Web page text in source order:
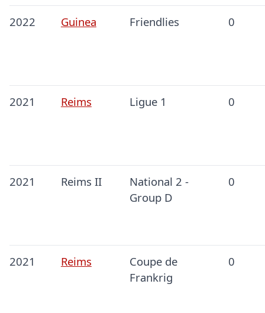
2022 Guinea Friendlies 0
2021 Reims Ligue 1 0
2021 Reims II
National 2 -
Group D
0
2021 Reims
Coupe de
Frankrig
0